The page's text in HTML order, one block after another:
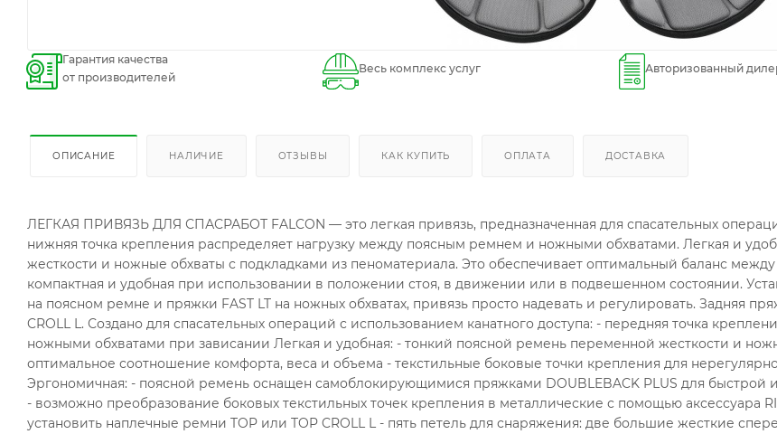
Гарантия качества
от производителей
Весь комплекс услуг Авторизованный
ОПИСАНИЕ НАЛИЧИЕ ОТЗЫВЫ КАК КУПИТЬ ОПЛАТА ДОСТАВКА
ЛЕГКАЯ ПРИВЯЗЬ ДЛЯ СПАСРАБОТ FALCON — это легкая привязь, предназначенная для спасательных
нижняя точка крепления распределяет нагрузку между поясным ремнем и ножными обхватами. Легкая и
жесткости и ножные обхваты с подкладками из пеноматериала. Это обеспечивает оптимальный баланс
компактная и удобная при использовании в положении стоя, в движении или в подвешенном состоянии.
на поясном ремне и пряжки FAST LT на ножных обхватах, привязь просто надевать и регулировать. Задняя
CROLL L. Создано для спасательных операций с использованием канатного доступа: - передняя точка
ножными обхватами при зависании Легкая и удобная: - тонкий поясной ремень переменной жесткости и
оптимальное соотношение комфорта, веса и объема - текстильные боковые точки крепления для
Эргономичная: - поясной ремень оснащен самоблокирующимися пряжками DOUBLEBACK PLUS для быстрой
- возможно преобразование боковых текстильных точек крепления в металлические с помощью аксессуара
установить наплечные ремни TOP или TOP CROLL L - пять петель для снаряжения: две большие жесткие